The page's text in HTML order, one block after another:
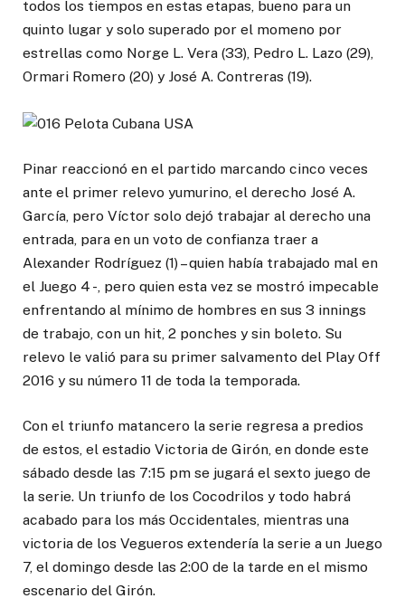
todos los tiempos en estas etapas, bueno para un
quinto lugar y solo superado por el momeno por
estrellas como Norge L. Vera (33), Pedro L. Lazo (29),
Ormari Romero (20) y José A. Contreras (19).
Pinar reaccionó en el partido marcando cinco veces
ante el primer relevo yumurino, el derecho José A.
García, pero Víctor solo dejó trabajar al derecho una
entrada, para en un voto de confianza traer a
Alexander Rodríguez (1) – quien había trabajado mal en
el Juego 4 -, pero quien esta vez se mostró impecable
enfrentando al mínimo de hombres en sus 3 innings
de trabajo, con un hit, 2 ponches y sin boleto. Su
relevo le valió para su primer salvamento del Play Off
2016 y su número 11 de toda la temporada.
Con el triunfo matancero la serie regresa a predios
de estos, el estadio Victoria de Girón, en donde este
sábado desde las 7:15 pm se jugará el sexto juego de
la serie. Un triunfo de los Cocodrilos y todo habrá
acabado para los más Occidentales, mientras una
victoria de los Vegueros extendería la serie a un Juego
7, el domingo desde las 2:00 de la tarde en el mismo
escenario del Girón.